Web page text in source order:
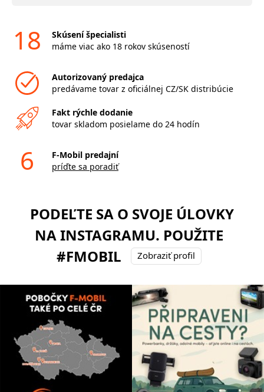
18
Skúsení špecialisti
máme viac ako 18 rokov skúseností
Autorizovaný predajca
predávame tovar z oficiálnej CZ/SK distribúcie
Fakt rýchle dodanie
tovar skladom posielame do 24 hodín
6
F-Mobil predajní
príďte sa poradiť
PODEĽTE SA O SVOJE ÚLOVKY
NA INSTAGRAMU. POUŽITE
#FMOBIL
Zobraziť profil